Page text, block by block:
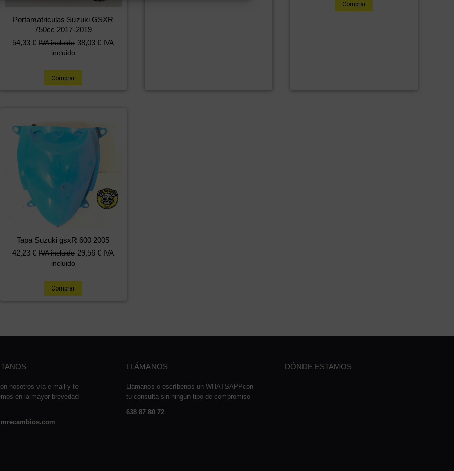
Portamatriculas Suzuki GSXR
750cc 2017-2019
54,33€ IVA incluido 38,03 € IVA
incluido
Comprar
Comprar
Tapa Suzuki gsxR 600 2005
42,23€ IVA incluido 29,56 € IVA
incluido
Comprar
nosotros vía e-mail y te
en la mayor brevedad
LLÁMANOS
Llámanos o escríbenos un WHATSAPPcon
tu consulta sin ningún tipo de compromiso
638 87 80 72
DÓNDE ESTAMOS